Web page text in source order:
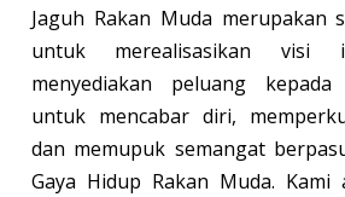
Jaguh Rakan Muda merupakan
untuk merealisasikan
menyediakan peluang
untuk mencabar diri,
dan memupuk semangat
Gaya Hidup Rakan Muda. Kami